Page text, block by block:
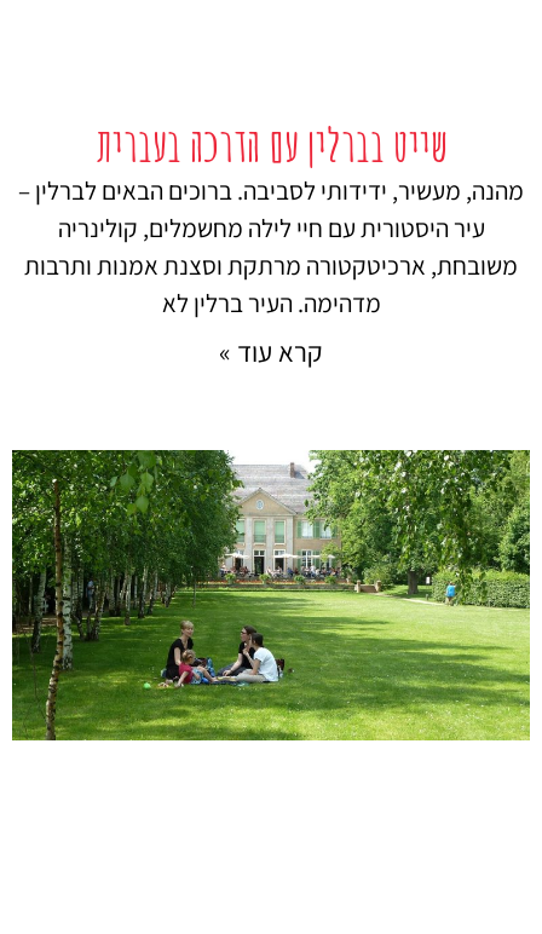
שייט בברלין עם הדרכה בעברית
מהנה, מעשיר, ידידותי לסביבה. ברוכים הבאים לברלין –
עיר היסטורית עם חיי לילה מחשמלים, קולינריה
משובחת, ארכיטקטורה מרתקת וסצנת אמנות ותרבות
מדהימה. העיר ברלין לא
קרא עוד »